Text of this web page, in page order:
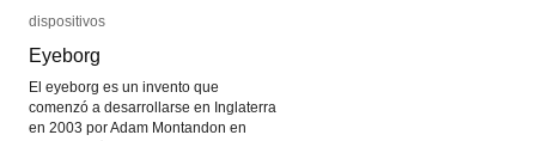
dispositivos
Eyeborg
El eyeborg es un invento que
comenzó a desarrollarse en Inglaterra
en 2003 por Adam Montandon en
dispositivos
Eyeborg